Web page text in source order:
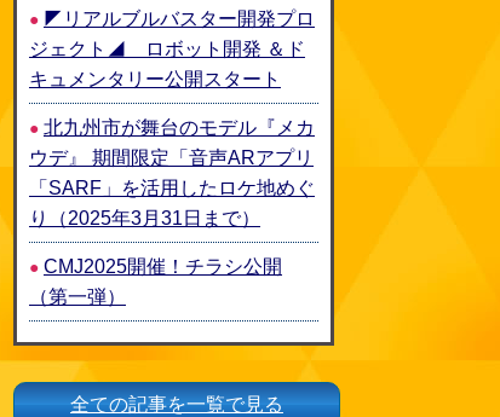
◤リアルブルバスター開発プロ
ジェクト◢ ロボット開発 ＆ド
キュメンタリー公開スタート
北九州市が舞台のモデル『メカ
ウデ』 期間限定「音声ARアプリ
「SARF」を活用したロケ地めぐ
り（2025年3月31日まで）
CMJ2025開催！チラシ公開
（第一弾）
全ての記事を一覧で見る